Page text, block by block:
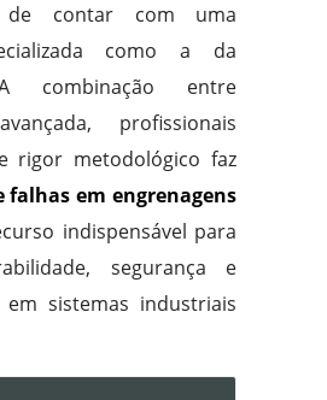
de contar com uma
como a da
combinação entre
profissionais
rigor metodológico faz
falhas em engrenagens
indispensável para
segurança e
em sistemas industriais